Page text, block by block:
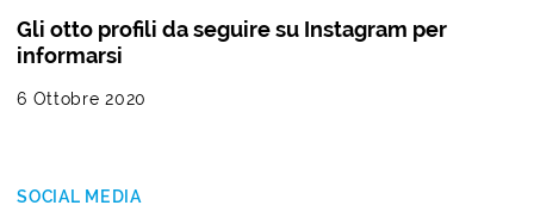
Gli otto profili da seguire su Instagram per
informarsi
6 Ottobre 2020
SOCIAL MEDIA